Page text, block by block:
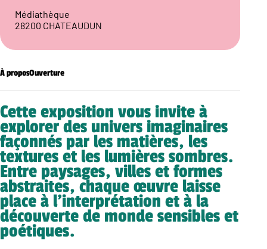
Médiathèque
28200 CHATEAUDUN
À proposOuverture
Cette exposition vous invite à
explorer des univers imaginaires
façonnés par les matières, les
textures et les lumières sombres.
Entre paysages, villes et formes
abstraites, chaque œuvre laisse
place à l’interprétation et à la
découverte de monde sensibles et
poétiques.